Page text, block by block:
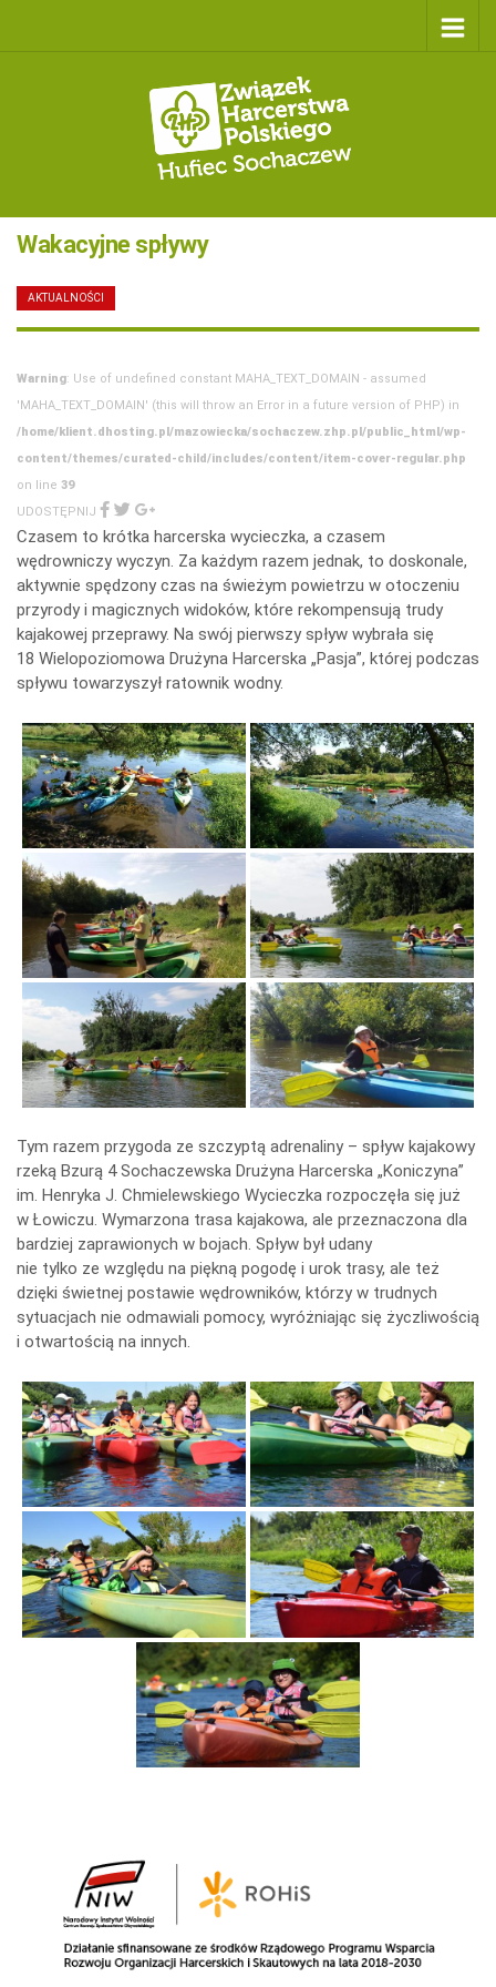
Wakacyjne spływy
AKTUALNOŚCI
Warning: Use of undefined constant MAHA_TEXT_DOMAIN - assumed
'MAHA_TEXT_DOMAIN' (this will throw an Error in a future version of PHP) in
/home/klient.dhosting.pl/mazowiecka/sochaczew.zhp.pl/public_html/wp-
content/themes/curated-child/includes/content/item-cover-regular.php
on line 39
UDOSTĘPNIJ
Czasem to krótka harcerska wycieczka, a czasem
wędrowniczy wyczyn. Za każdym razem jednak, to doskonale,
aktywnie spędzony czas na świeżym powietrzu w otoczeniu
przyrody i magicznych widoków, które rekompensują trudy
kajakowej przeprawy. Na swój pierwszy spływ wybrała się
18 Wielopoziomowa Drużyna Harcerska „Pasja”, której podczas
spływu towarzyszył ratownik wodny.
Tym razem przygoda ze szczyptą adrenaliny – spływ kajakowy
rzeką Bzurą 4 Sochaczewska Drużyna Harcerska „Koniczyna”
im. Henryka J. Chmielewskiego Wycieczka rozpoczęła się już
w Łowiczu. Wymarzona trasa kajakowa, ale przeznaczona dla
bardziej zaprawionych w bojach. Spływ był udany
nie tylko ze względu na piękną pogodę i urok trasy, ale też
dzięki świetnej postawie wędrowników, którzy w trudnych
sytuacjach nie odmawiali pomocy, wyróżniając się życzliwością
i otwartością na innych.